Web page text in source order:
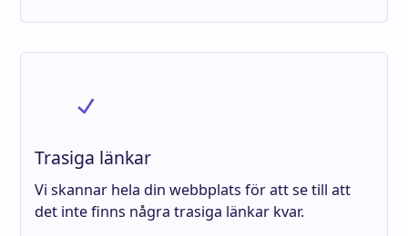
Trasiga länkar
Vi skannar hela din webbplats för att se till att
det inte finns några trasiga länkar kvar.